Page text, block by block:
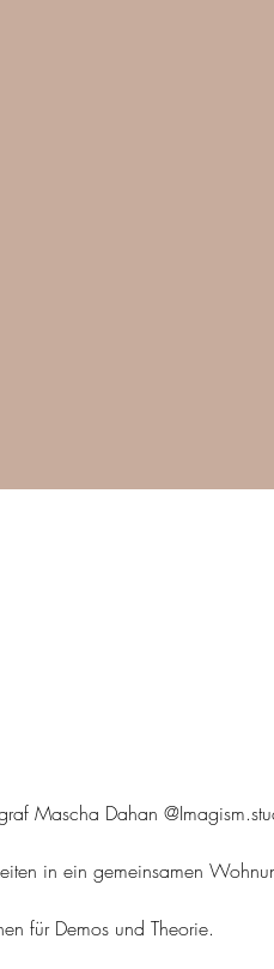
Mascha Dahan
in ein gemeinsamen
für Demos und Theorie.